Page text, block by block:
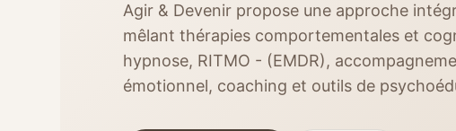
Agir & Devenir propose une approche
mêlant thérapies comportementales et
hypnose, RITMO - (EMDR),
émotionnel, coaching et outils de